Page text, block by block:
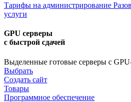
Тарифы на администрирование
услуги
GPU серверы
с быстрой сдачей
Выделенные готовые серверы с
Выбрать
Создать сайт
Товары
Программное обеспечение